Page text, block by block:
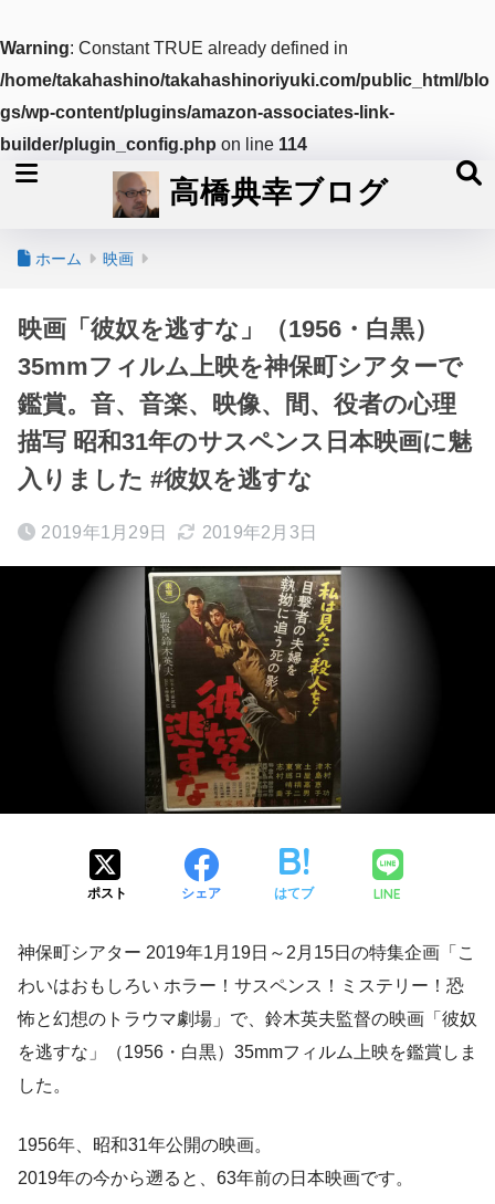
Warning: Constant TRUE already defined in
/home/takahashino/takahashinoriyuki.com/public_html/blo
gs/wp-content/plugins/amazon-associates-link-
builder/plugin_config.php on line 114
高橋典幸ブログ
ホーム 映画
映画「彼奴を逃すな」（1956・白黒）
35mmフィルム上映を神保町シアターで
鑑賞。音、音楽、映像、間、役者の心理
描写 昭和31年のサスペンス日本映画に魅
入りました #彼奴を逃すな
2019年1月29日 2019年2月3日
ポスト シェア はてブ LINE
神保町シアター 2019年1月19日～2月15日の特集企画「こ
わいはおもしろい ホラー！サスペンス！ミステリー！恐
怖と幻想のトラウマ劇場」で、鈴木英夫監督の映画「彼奴
を逃すな」（1956・白黒）35mmフィルム上映を鑑賞しま
した。
1956年、昭和31年公開の映画。
2019年の今から遡ると、63年前の日本映画です。